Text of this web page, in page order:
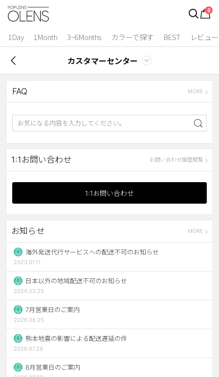
0
1Day 1Month 3~6Months カラーで探す BEST レビュー
ログイン
カラコン比較
今月限定特典
ベスト
カラコン
1 Day
カラー
ブラウン
グレー
ブラック
ヘーゼル
グリーン
ブルー
ピンク
透明
ハロウィンカラコン
ケア用品
レビュー
カスタマーセンター
FAQ MORE
1:1お問い合わせ
1:1お問い合わせ
お問い合わせ履歴閲覧
お知らせ
海外発送代行サービスへの配送不可のお知らせ
2023.01.11
日本以外の地域配送不可のお知らせ
2024.03.25
7月営業日のご案内
2026.06.25
熊本地震の影響による配送遅延の件
2026.07.29
8月営業日のご案内
MORE